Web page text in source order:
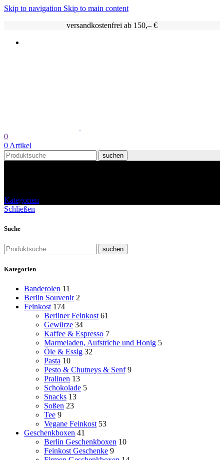
Skip to navigation Skip to main content
versandkostenfrei ab 150,– €
0
0 Artikel
suchen
Kategorien
Schließen
Suche
suchen
Kategorien
Banderolen 11
Berlin Souvenir 2
Feinkost 174
Berliner Feinkost 61
Gewürze 34
Kaffee & Espresso 7
Marmeladen, Aufstriche und Honig 5
Öle & Essig 32
Pasta 10
Pesto & Chutneys & Senf 9
Pralinen 13
Schokolade 5
Snacks 13
Soßen 23
Tee 9
Vegane Feinkost 53
Geschenkboxen 41
Berlin Geschenkboxen 10
Feinkost Geschenke 9